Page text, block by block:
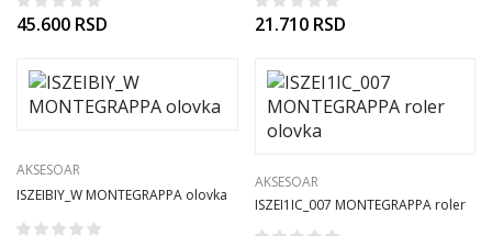
45.600 RSD 21.710 RSD
AKSESOAR
ISZEIBIY_W MONTEGRAPPA olovka
AKSESOAR
ISZEI1IC_007 MONTEGRAPPA roler
olovka